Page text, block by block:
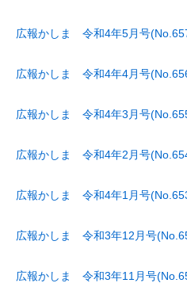
広報かしま 令和4年5月号
広報かしま 令和4年4月号
広報かしま 令和4年3月号
広報かしま 令和4年2月号
広報かしま 令和4年1月号
広報かしま 令和3年12月号
広報かしま 令和3年11月号